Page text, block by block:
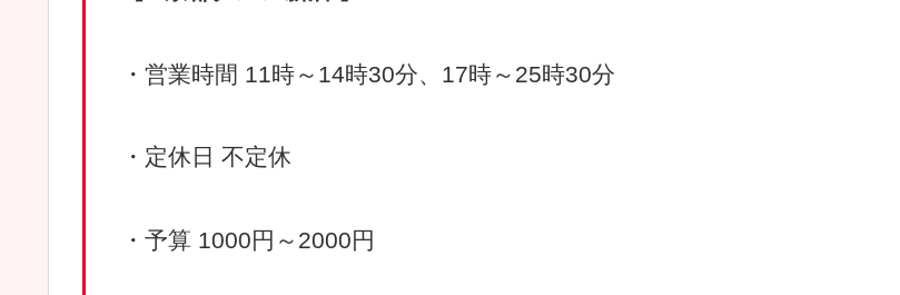
・営業時間 11時～14時30分、17時～25時30分
・定休日 不定休
・予算 1000円～2000円